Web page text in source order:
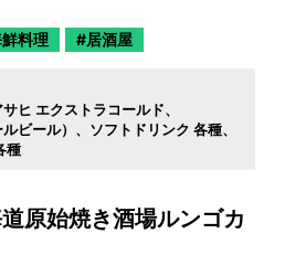
料理 居酒屋
サヒ エクストラコールド
ビール）
ソフトドリンク 各種
種
原始焼き酒場ルンゴカ